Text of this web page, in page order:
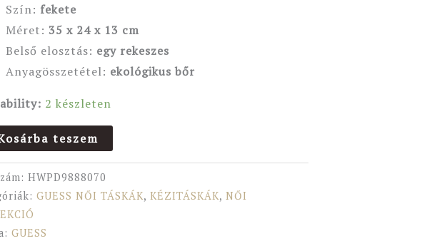
Szín: fekete
Méret: 35 x 24 x 13 cm
Belső elosztás: egy rekeszes
Anyagösszetétel: ekológikus bőr
2 készleten
teszem
HWPD9888070
GUESS NŐI TÁSKÁK,KÉZITÁSKÁK,NŐI
GUESS